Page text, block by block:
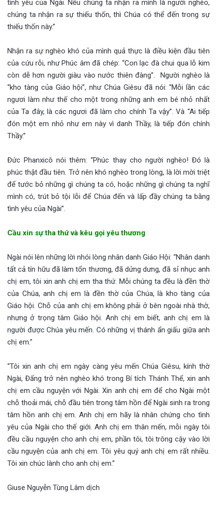
tình yêu của Ngài. Nếu chúng ta nhận ra mình là người nghèo,
chúng ta nhận ra sự thiếu thốn, thì Chúa có thể đến trong sự
thiếu thốn này.”
Nhận ra sự nghèo khó của mình quả thực là điều kiện đầu tiên
của cứu rỗi, như Phúc âm đã chép: “Con lạc đà chui qua lỗ kim
còn dễ hơn người giàu vào nước thiên đàng”. Người nghèo là
“kho tàng của Giáo hội”, như Chúa Giêsu đã nói: “Mỗi lần các
ngươi làm như thế cho một trong những anh em bé nhỏ nhất
của Ta đây, là các ngươi đã làm cho chính Ta vậy”. Và “Ai tiếp
đón một em nhỏ như em này vì danh Thầy, là tiếp đón chính
Thầy.”
Đức Phanxicô nói thêm: “Phúc thay cho người nghèo! Đó là
phúc thật đầu tiên. Trở nên khó nghèo trong lòng, là lời mời triệt
để tước bỏ những gì chúng ta có, hoặc những gì chúng ta nghĩ
mình có, trút bỏ tội lỗi để Chúa đến và lấp đầy chúng ta bằng
tình yêu của Ngài”.
Cầu xin sự tha thứ và kêu gọi yêu thương
Ngài nói lên những lời nhói lòng nhân danh Giáo Hội: “Nhân danh
tất cả tín hữu đã làm tổn thương, đã dửng dưng, đã sỉ nhục anh
chị em, tôi xin anh chị em tha thứ. Mỗi chúng ta đều là đền thờ
của Chúa, anh chị em là đền thờ của Chúa, là kho tàng của
Giáo hội. Chỗ của anh chị em không phải ở bên ngoài nhà thờ,
nhưng ở trọng tâm Giáo hội. Anh chị em biết, anh chị em là
người được Chúa yêu mến. Có những vị thánh ẩn giấu giữa anh
chị em.”
“Tôi xin anh chị em ngày càng yêu mến Chúa Giêsu, kính thờ
Ngài, Đấng trở nên nghèo khó trong Bí tích Thánh Thể, xin anh
chị em cầu nguyện với Ngài. Xin anh chị em để cho Ngài một
chỗ thoải mái, chỗ đầu tiên trong tâm hồn để Ngài sinh ra trong
tâm hồn anh chị em. Anh chị em hãy là nhân chứng cho tình
yêu của Ngài cho thế giới. Anh chị em thân mến, mỗi ngày tôi
đều cầu nguyện cho anh chị em, phần tôi, tôi trông cậy vào lời
cầu nguyện của anh chị em. Tôi yêu quý anh chị em rất nhiều.
Tôi xin chúc lành cho anh chị em.”
Giuse Nguyễn Tùng Lâm dịch